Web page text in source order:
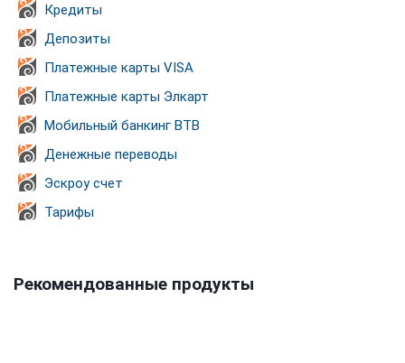
Кредиты
Депозиты
Платежные карты VISA
Платежные карты Элкарт
Мобильный банкинг BTB
Денежные переводы
Эскроу счет
Тарифы
Рекомендованные продукты